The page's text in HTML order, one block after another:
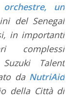
orchestre, un
del Senegal
in importanti
complessi
Suzuki Talent
da NutriAid
della Città di